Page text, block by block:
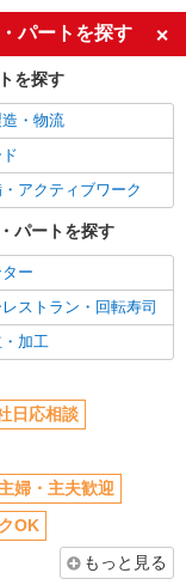
卒歓迎
迎
～）活躍中
代～）活躍中
与あり
制
OK
得実績あり
族・役職・インセン
あり
パートを探す
を探す
・物流
アクティブワーク
パートを探す
ー
ストラン・回転寿司
加工
日応相談
主婦・主夫歓迎
OK
もっと見る